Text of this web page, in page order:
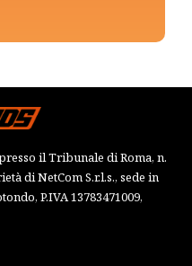
il Tribunale di Roma, n.
di NetCom S.r.l.s., sede in
P.IVA 13783471009,